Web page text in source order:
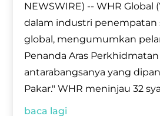
NEWSWIRE) -- WHR Global
dalam industri penempatan
global, mengumumkan
Penanda Aras
antarabangsanya yang
Pakar." WHR meninjau 32
baca lagi